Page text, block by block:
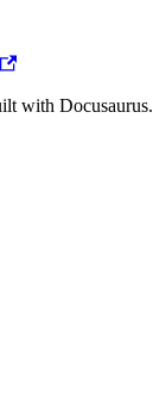
with Docusaurus.